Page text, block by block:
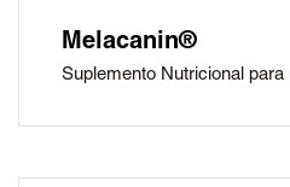
Melacanin®
Suplemento Nutricional para